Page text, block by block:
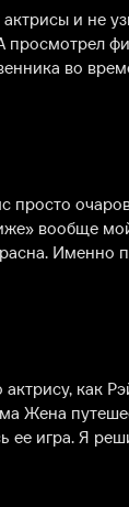
и не
просмотрел
во
просто
вообще
Именно
актрису, как
Жена
ее игра. Я